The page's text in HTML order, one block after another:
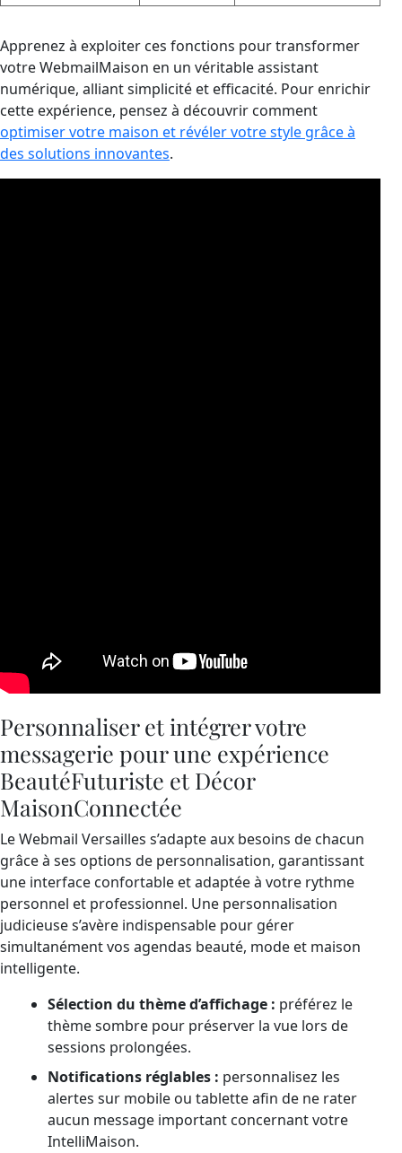
Apprenez à exploiter ces fonctions pour transformer
votre WebmailMaison en un véritable assistant
numérique, alliant simplicité et efficacité. Pour enrichir
cette expérience, pensez à découvrir comment
optimiser votre maison et révéler votre style grâce à
des solutions innovantes.
Personnaliser et intégrer votre
messagerie pour une expérience
BeautéFuturiste et Décor
MaisonConnectée
Le Webmail Versailles s’adapte aux besoins de chacun
grâce à ses options de personnalisation, garantissant
une interface confortable et adaptée à votre rythme
personnel et professionnel. Une personnalisation
judicieuse s’avère indispensable pour gérer
simultanément vos agendas beauté, mode et maison
intelligente.
Sélection du thème d’affichage : préférez le
thème sombre pour préserver la vue lors de
sessions prolongées.
Notifications réglables : personnalisez les
alertes sur mobile ou tablette afin de ne rater
aucun message important concernant votre
IntelliMaison.